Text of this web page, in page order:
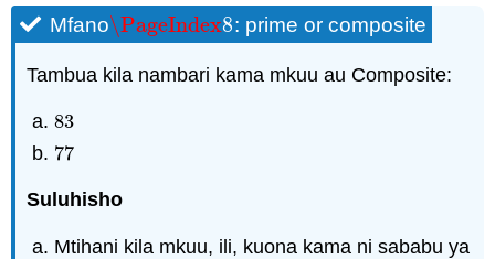
Mfano\PageIndex8
\PageIndex8: prime or composite
Tambua kila nambari kama mkuu au Composite:
83
83
77
77
Suluhisho
Mtihani kila mkuu, ili, kuona kama ni sababu ya